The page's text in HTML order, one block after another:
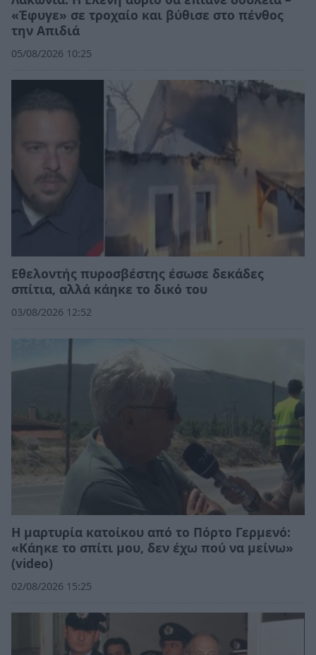
«Έφυγε» σε τροχαίο και βύθισε στο πένθος
την Απιδιά
05/08/2026 10:25
Εθελοντής πυροσβέστης έσωσε δεκάδες
σπίτια, αλλά κάηκε το δικό του
03/08/2026 12:52
Η μαρτυρία κατοίκου από το Πόρτο Γερμενό:
«Κάηκε το σπίτι μου, δεν έχω πού να μείνω»
(video)
02/08/2026 15:25